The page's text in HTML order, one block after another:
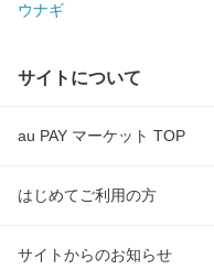
ウナギ
サイトについて
au PAY マーケット TOP
はじめてご利用の方
サイトからのお知らせ